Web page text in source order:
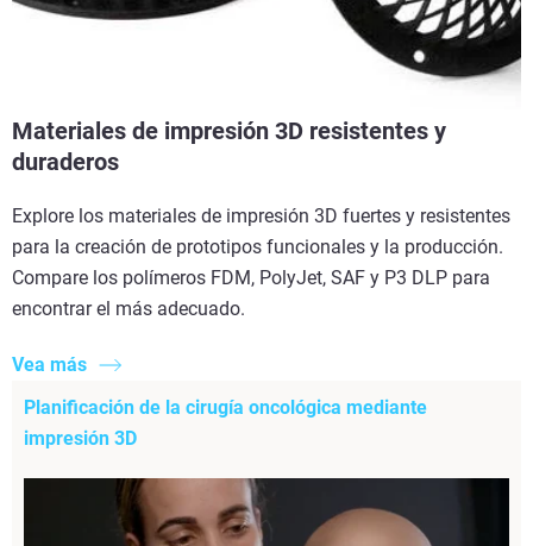
Materiales de impresión 3D resistentes y
duraderos
Explore los materiales de impresión 3D fuertes y resistentes
para la creación de prototipos funcionales y la producción.
Compare los polímeros FDM, PolyJet, SAF y P3 DLP para
encontrar el más adecuado.
Vea más
Planificación de la cirugía oncológica mediante
impresión 3D